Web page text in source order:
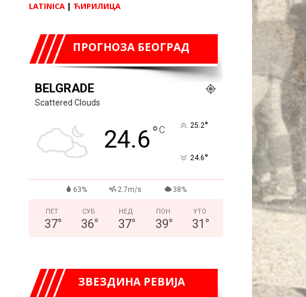
LATINICA | ЋИРИЛИЦА
ПРОГНОЗА БЕОГРАД
BELGRADE
Scattered Clouds
24.6°C 25.2°
24.6°
63% 2.7m/s 38%
ПЕТ
37°
СУБ
36°
НЕД
37°
ПОН
39°
УТО
31 °
ЗВЕЗДИНА РЕВИЈА